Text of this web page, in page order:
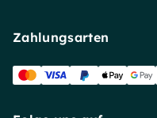
Zahlungsarten